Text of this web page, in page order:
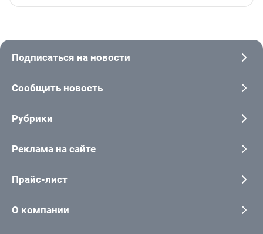
Подписаться на новости
Сообщить новость
Рубрики
Реклама на сайте
Прайс-лист
О компании